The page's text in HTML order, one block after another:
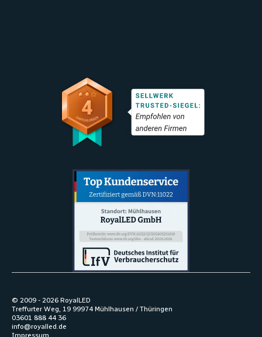
© 2009 - 2026 RoyalLED
Treffurter Weg, 19 99974 Mühlhausen / Thüringen
03601 888 44 36
info@royalled.de
Impressum